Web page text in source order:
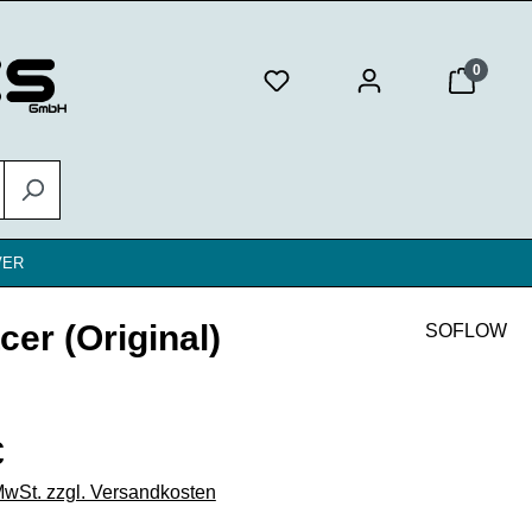
0
(Original) SOFLOW
zzgl. Versandkosten